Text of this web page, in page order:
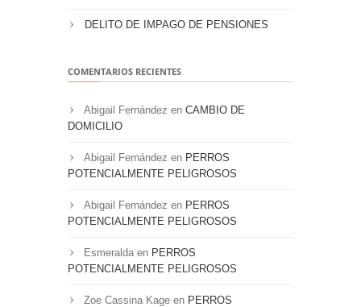
DELITO DE IMPAGO DE PENSIONES
COMENTARIOS RECIENTES
Abigail Fernández en CAMBIO DE
DOMICILIO
Abigail Fernández en PERROS
POTENCIALMENTE PELIGROSOS
Abigail Fernández en PERROS
POTENCIALMENTE PELIGROSOS
Esmeralda en PERROS
POTENCIALMENTE PELIGROSOS
Zoe Cassina Kage en PERROS